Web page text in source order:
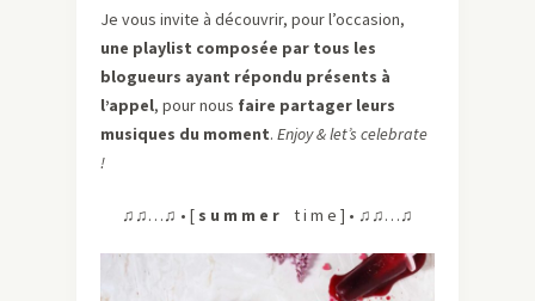
Je vous invite à découvrir, pour l’occasion,
une playlist composée par tous les
blogueurs ayant répondu présents à
l’appel, pour nous faire partager leurs
musiques du moment. Enjoy & let’s celebrate
!
♫♫…♫ • [ s u m m e r t i m e ] • ♫♫…♫